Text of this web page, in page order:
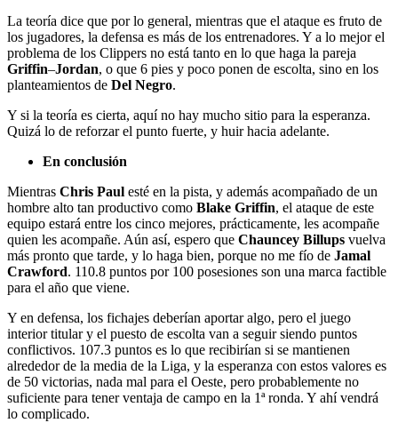
La teoría dice que por lo general, mientras que el ataque es fruto de
los jugadores, la defensa es más de los entrenadores. Y a lo mejor el
problema de los Clippers no está tanto en lo que haga la pareja
Griffin–Jordan, o que 6 pies y poco ponen de escolta, sino en los
planteamientos de Del Negro.
Y si la teoría es cierta, aquí no hay mucho sitio para la esperanza.
Quizá lo de reforzar el punto fuerte, y huir hacia adelante.
En conclusión
Mientras Chris Paul esté en la pista, y además acompañado de un
hombre alto tan productivo como Blake Griffin, el ataque de este
equipo estará entre los cinco mejores, prácticamente, les acompañe
quien les acompañe. Aún así, espero que Chauncey Billups vuelva
más pronto que tarde, y lo haga bien, porque no me fío de Jamal
Crawford. 110.8 puntos por 100 posesiones son una marca factible
para el año que viene.
Y en defensa, los fichajes deberían aportar algo, pero el juego
interior titular y el puesto de escolta van a seguir siendo puntos
conflictivos. 107.3 puntos es lo que recibirían si se mantienen
alrededor de la media de la Liga, y la esperanza con estos valores es
de 50 victorias, nada mal para el Oeste, pero probablemente no
suficiente para tener ventaja de campo en la 1ª ronda. Y ahí vendrá
lo complicado.